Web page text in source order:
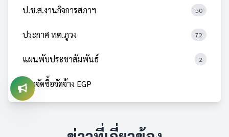
ป.ช.ส.งานกิจการสภาฯ 50
ประกาศ ทต.ภูวง 72
แผนพับประชาสัมพันธ์ 2
ข่าวจัดซื้อจัดจ้าง EGP